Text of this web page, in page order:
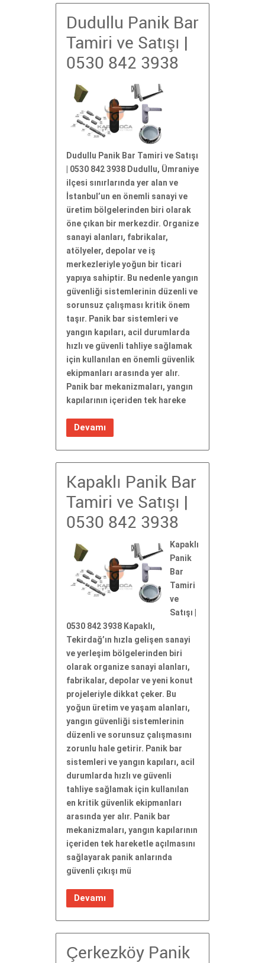
Dudullu Panik Bar
Tamiri ve Satışı |
0530 842 3938
Dudullu Panik Bar Tamiri ve Satışı
| 0530 842 3938 Dudullu, Ümraniye
ilçesi sınırlarında yer alan ve
İstanbul’un en önemli sanayi ve
üretim bölgelerinden biri olarak
öne çıkan bir merkezdir. Organize
sanayi alanları, fabrikalar,
atölyeler, depolar ve iş
merkezleriyle yoğun bir ticari
yapıya sahiptir. Bu nedenle yangın
güvenliği sistemlerinin düzenli ve
sorunsuz çalışması kritik önem
taşır. Panik bar sistemleri ve
yangın kapıları, acil durumlarda
hızlı ve güvenli tahliye sağlamak
için kullanılan en önemli güvenlik
ekipmanları arasında yer alır.
Panik bar mekanizmaları, yangın
kapılarının içeriden tek hareke
Devamı
Kapaklı Panik Bar
Tamiri ve Satışı |
0530 842 3938
Kapaklı
Panik
Bar
Tamiri
ve
Satışı |
0530 842 3938 Kapaklı,
Tekirdağ’ın hızla gelişen sanayi
ve yerleşim bölgelerinden biri
olarak organize sanayi alanları,
fabrikalar, depolar ve yeni konut
projeleriyle dikkat çeker. Bu
yoğun üretim ve yaşam alanları,
yangın güvenliği sistemlerinin
düzenli ve sorunsuz çalışmasını
zorunlu hale getirir. Panik bar
sistemleri ve yangın kapıları, acil
durumlarda hızlı ve güvenli
tahliye sağlamak için kullanılan
en kritik güvenlik ekipmanları
arasında yer alır. Panik bar
mekanizmaları, yangın kapılarının
içeriden tek hareketle açılmasını
sağlayarak panik anlarında
güvenli çıkışı mü
Devamı
Çerkezköy Panik